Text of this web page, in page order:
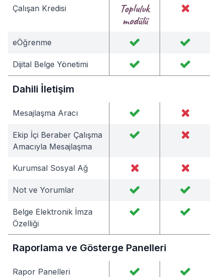
Çalışan Kredisi
Topluluk
modülü
eÖğrenme
Dijital Belge Yönetimi
Dahili İletişim
Mesajlaşma Aracı
Ekip İçi Beraber Çalışma
Amacıyla Mesajlaşma
Kurumsal Sosyal Ağ
Not ve Yorumlar
Belge Elektronik İmza
Özelliği
Raporlama ve Gösterge Panelleri
Rapor Panelleri